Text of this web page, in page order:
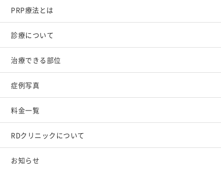
PRP療法とは
診療について
治療できる部位
症例写真
料金一覧
RDクリニックについて
お知らせ